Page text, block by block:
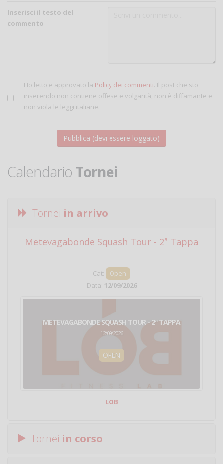
Inserisci il testo del
commento
Ho letto e approvato la Policy dei commenti. Il post che sto
inserendo non contiene offese e volgarità, non è diffamante e
non viola le leggi italiane.
Calendario Tornei
Tornei in arrivo
Metevagabonde Squash Tour - 2ª Tappa
Cat:
Open
Data: 12/09/2026
METEVAGABONDE SQUASH TOUR - 2ª TAPPA
12/09/2026
OPEN
LOB
Tornei in corso